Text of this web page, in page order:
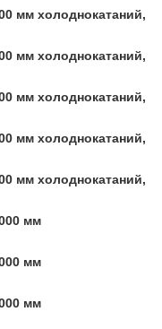
мм холоднокатаний,
мм холоднокатаний,
мм холоднокатаний,
мм холоднокатаний,
мм холоднокатаний,
мм
мм
мм